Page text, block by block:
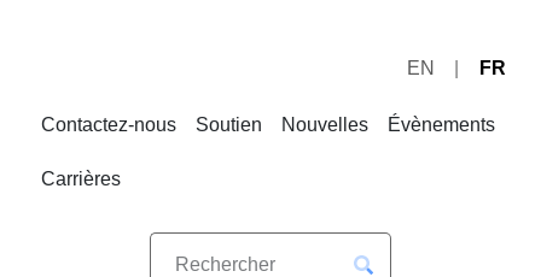
navigation
EN FR
Contactez-nous Soutien Nouvelles Évènements
Carrières